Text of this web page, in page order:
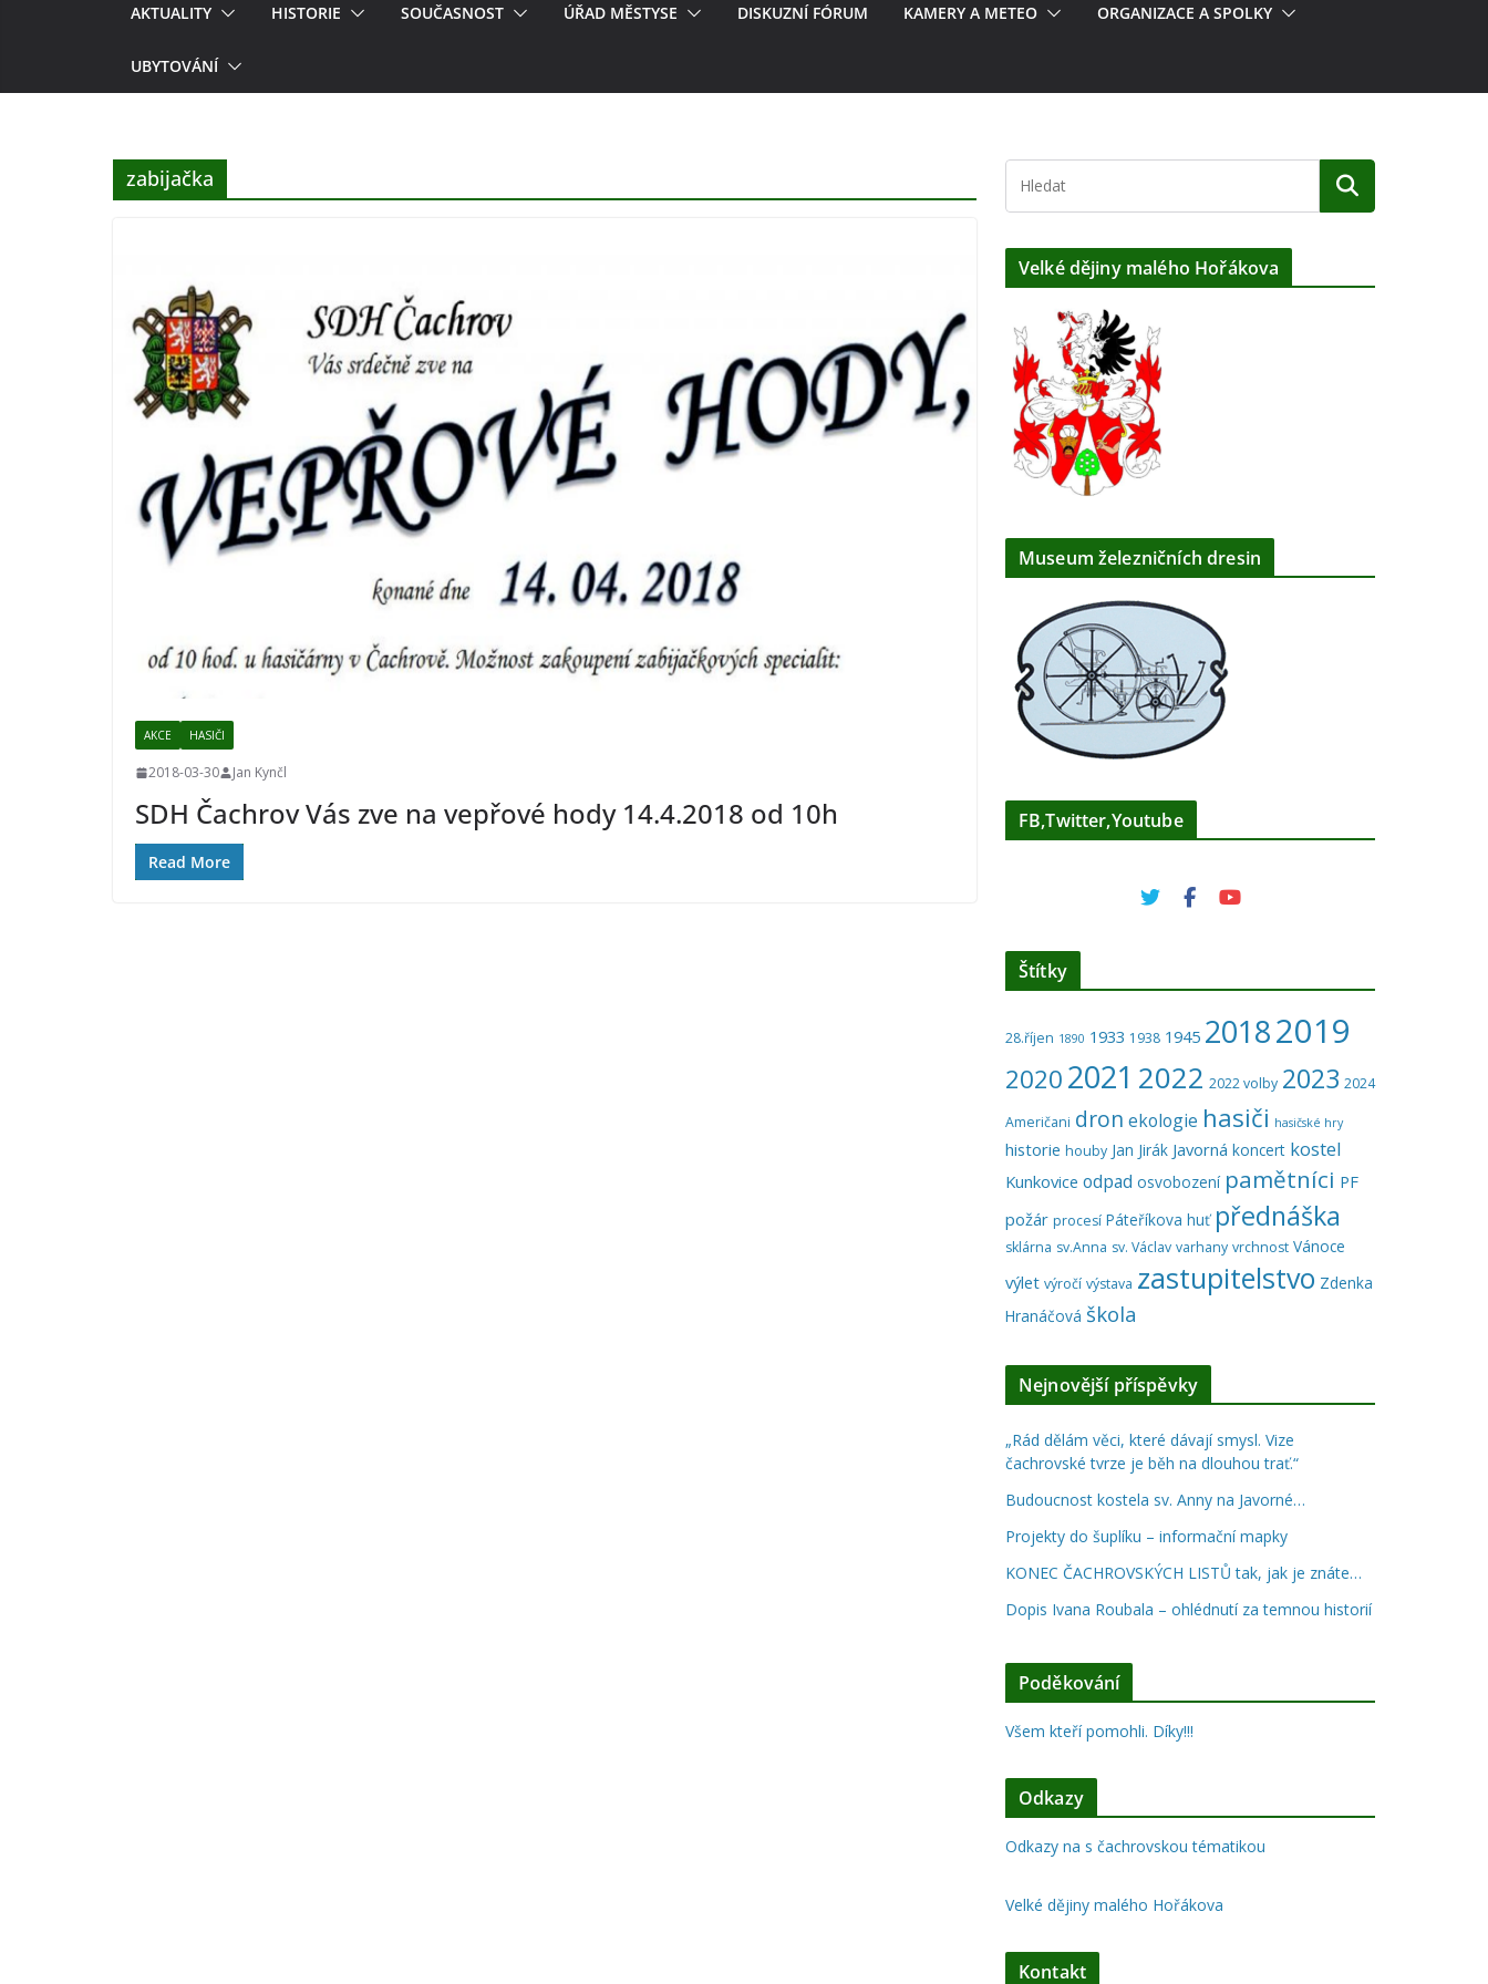
AKTUALITY HISTORIE SOUČASNOST ÚŘAD MĚSTYSE DISKUZNÍ FÓRUM KAMERY A METEO ORGANIZACE A SPOLKY
UBYTOVÁNÍ
zabijačka
AKCE HASIČI
2018-03-30 Jan Kynčl
SDH Čachrov Vás zve na vepřové hody 14.4.2018 od 10h
Read More
Velké dějiny malého Hořákova
Museum železničních dresin
FB,Twitter,Youtube
Štítky
28.říjen 1890 1933 1938 1945 20182019
20202021 2022 2022 volby 2023 2024
Američani dron ekologie hasiči hasičské hry
historie houby Jan Jirák Javorná koncert kostel
Kunkovice odpad osvobození pamětníci PF
požár procesí Páteříkova huť přednáška
sklárna sv.Anna sv. Václav varhany vrchnost Vánoce
výlet výročí výstava zastupitelstvo Zdenka
Hranáčová škola
Nejnovější příspěvky
„Rád dělám věci, které dávají smysl. Vize
čachrovské tvrze je běh na dlouhou trať.“
Budoucnost kostela sv. Anny na Javorné…
Projekty do šuplíku – informační mapky
KONEC ČACHROVSKÝCH LISTŮ tak, jak je znáte…
Dopis Ivana Roubala – ohlédnutí za temnou historií
Poděkování
Všem kteří pomohli. Díky!!!
Odkazy
Odkazy na s čachrovskou tématikou
Velké dějiny malého Hořákova
Kontakt